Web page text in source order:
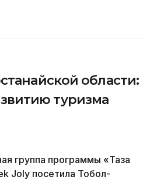
области:
туризма
группа программы «Таза
Joly посетила Тобол-